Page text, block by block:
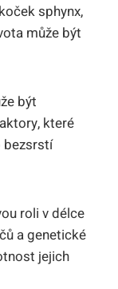
sphynx,
může být
být
které
bezsrstí
roli v délce
a genetické
jejich